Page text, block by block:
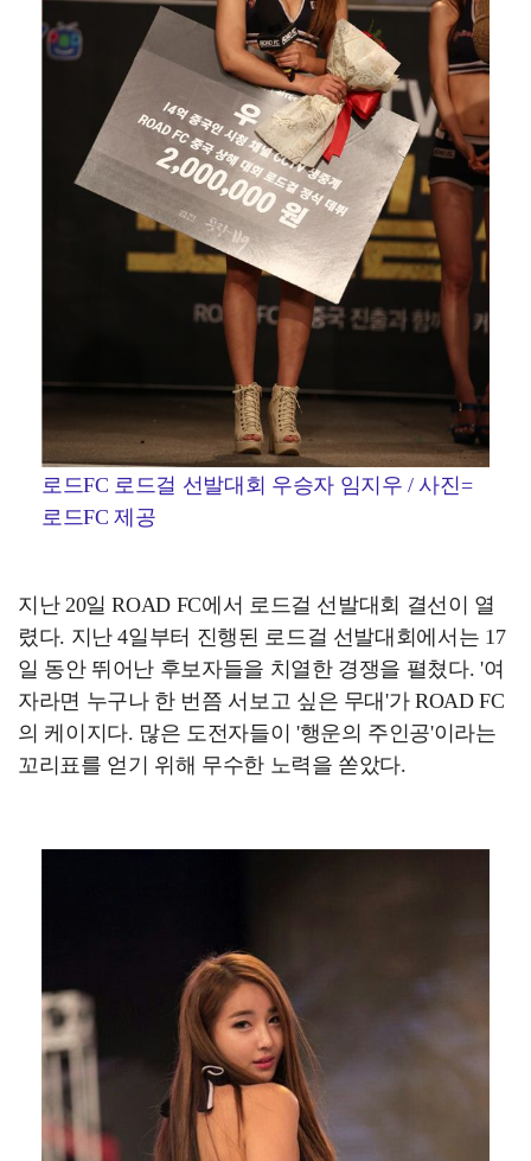
로드FC 로드걸 선발대회 우승자 임지우 / 사진=
로드FC 제공
지난 20일 ROAD FC에서 로드걸 선발대회 결선이 열
렸다. 지난 4일부터 진행된 로드걸 선발대회에서는 17
일 동안 뛰어난 후보자들을 치열한 경쟁을 펼쳤다. '여
자라면 누구나 한 번쯤 서보고 싶은 무대'가 ROAD FC
의 케이지다. 많은 도전자들이 '행운의 주인공'이라는
꼬리표를 얻기 위해 무수한 노력을 쏟았다.